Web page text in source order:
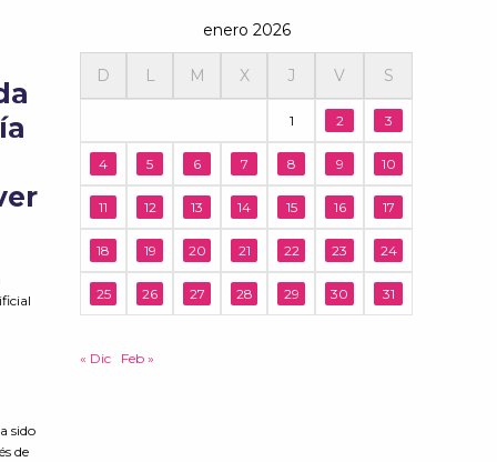
sido
de
enero 2026
D L M X J V S
1 2 3
4 5 6 7 8 9 10
11 12 13 14 15 16 17
18 19 20 21 22 23 24
25 26 27 28 29 30 31
« Dic Feb »